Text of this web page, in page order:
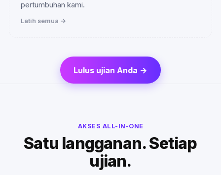
pertumbuhan kami.
Latih semua →
Lulus ujian Anda →
AKSES ALL-IN-ONE
Satu langganan. Setiap
ujian.